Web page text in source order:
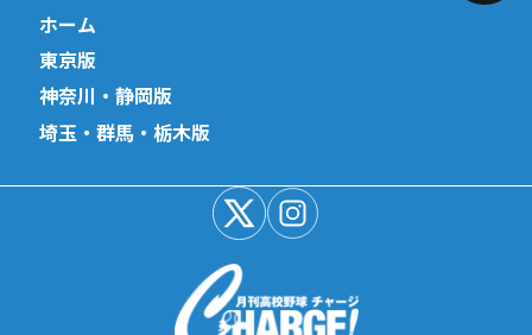
ホーム
東京版
神奈川・静岡版
埼玉・群馬・栃木版